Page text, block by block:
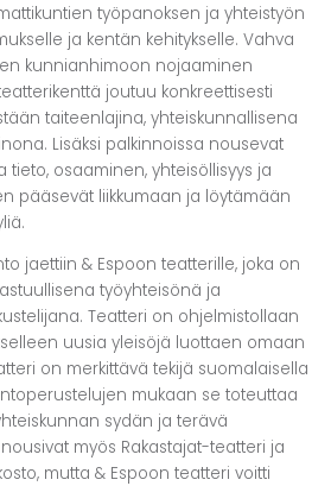
työpanoksen ja yhteistyön
ja kentän kehitykselle. Vahva
kunnianhimoon nojaaminen
joutuu konkreettisesti
taiteenlajina, yhteiskunnallisena
Lisäksi palkinnoissa nousevat
tieto, osaaminen, yhteisöllisyys ja
pääsevät liikkumaan ja löytämään
jaettiin & Espoon teatterille, joka on
työyhteisönä ja
Teatteri on ohjelmistollaan
uusia yleisöjä luottaen omaan
on merkittävä tekijä suomalaisella
mukaan se toteuttaa
sydän ja terävä
myös Rakastajat-teatteri ja
mutta & Espoon teatteri voitti